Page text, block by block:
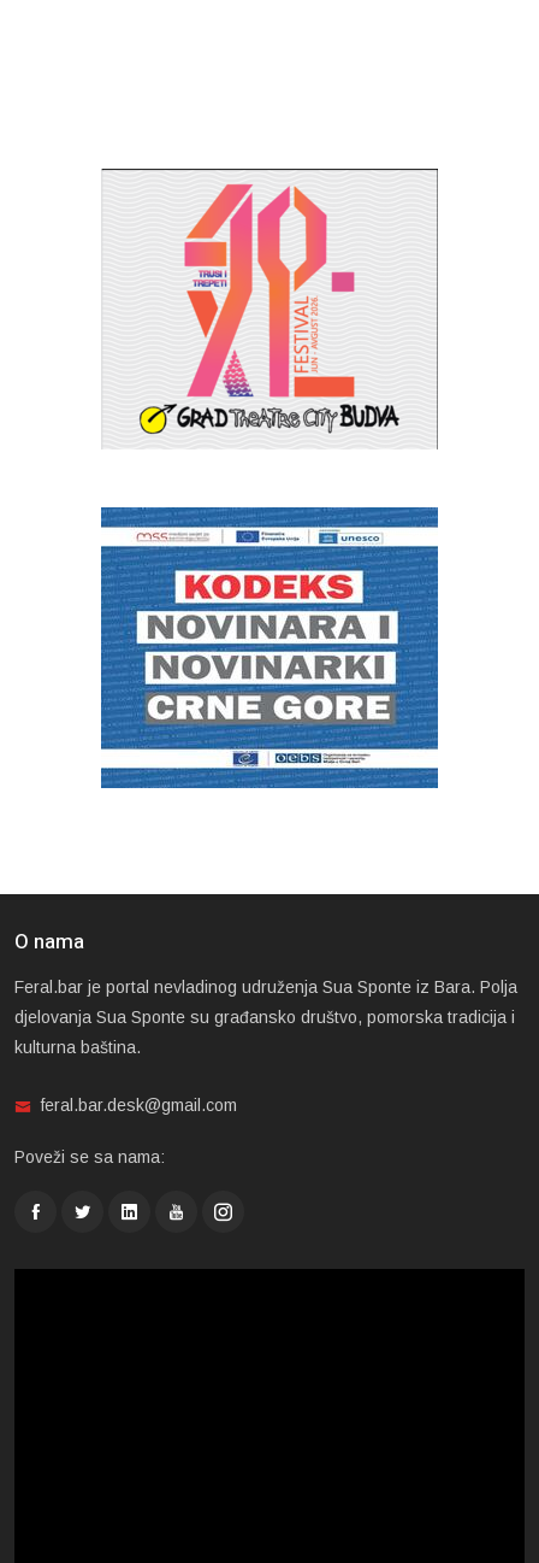
O nama
Feral.bar je portal nevladinog udruženja Sua Sponte iz Bara. Polja
djelovanja Sua Sponte su građansko društvo, pomorska tradicija i
kulturna baština.
feral.bar.desk@gmail.com
Poveži se sa nama: